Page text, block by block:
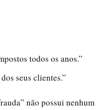
todos os anos.”
seus clientes.”
não possui nenhum